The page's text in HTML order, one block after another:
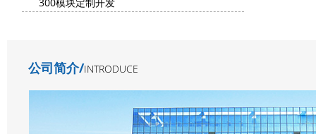
公司简介/INTRODUCE